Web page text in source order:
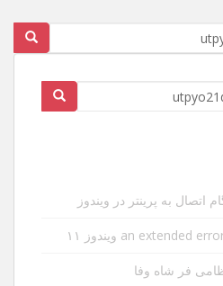
فر شاه وفا